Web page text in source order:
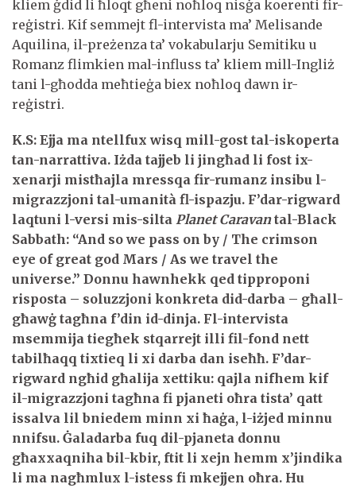
kliem ġdid li ħloqt għeni noħloq nisġa koerenti fir-
reġistri. Kif semmejt fl-intervista ma’ Melisande
Aquilina, il-preżenza ta’ vokabularju Semitiku u
Romanz flimkien mal-influss ta’ kliem mill-Ingliż
tani l-għodda meħtieġa biex noħloq dawn ir-
reġistri.
K.S: Ejja ma ntellfux wisq mill-gost tal-iskoperta
tan-narrattiva. Iżda tajjeb li jingħad li fost ix-
xenarji mistħajla mressqa fir-rumanz insibu l-
migrazzjoni tal-umanità fl-ispazju. F’dar-rigward
laqtuni l-versi mis-silta Planet Caravan tal-Black
Sabbath: “And so we pass on by / The crimson
eye of great god Mars / As we travel the
universe.” Donnu hawnhekk qed tipproponi
risposta – soluzzjoni konkreta did-darba – għall-
għawġ tagħna f’din id-dinja. Fl-intervista
msemmija tiegħek stqarrejt illi fil-fond nett
tabilħaqq tixtieq li xi darba dan iseħħ. F’dar-
rigward ngħid għalija xettiku: qajla nifhem kif
il-migrazzjoni tagħna fi pjaneti oħra tista’ qatt
issalva lil bniedem minn xi ħaġa, l-iżjed minnu
nnifsu. Ġaladarba fuq dil-pjaneta donnu
għaxxaqniha bil-kbir, ftit li xejn hemm x’jindika
li ma nagħmlux l-istess fi mkejjen oħra. Hu